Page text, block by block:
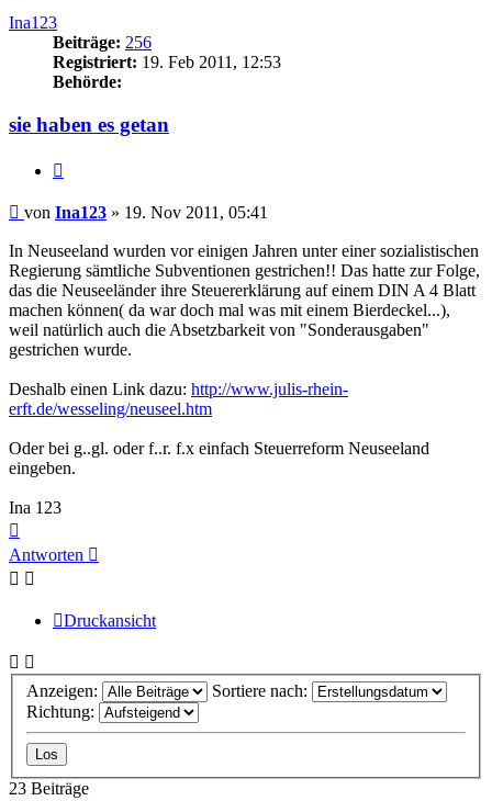
Ina123
Beiträge: 256
Registriert: 19. Feb 2011, 12:53
Behörde:
sie haben es getan
Beitrag
von Ina123 » 19. Nov 2011, 05:41
In Neuseeland wurden vor einigen Jahren unter einer sozialistischen
Regierung sämtliche Subventionen gestrichen!! Das hatte zur Folge,
das die Neuseeländer ihre Steuererklärung auf einem DIN A 4 Blatt
machen können( da war doch mal was mit einem Bierdeckel...),
weil natürlich auch die Absetzbarkeit von "Sonderausgaben"
gestrichen wurde.
Deshalb einen Link dazu: http://www.julis-rhein-
erft.de/wesseling/neuseel.htm
Oder bei g..gl. oder f..r. f.x einfach Steuerreform Neuseeland
eingeben.
Ina 123
oben
Antworten
Druckansicht
Anzeigen:
Sortiere nach:
Richtung:
23 Beiträge